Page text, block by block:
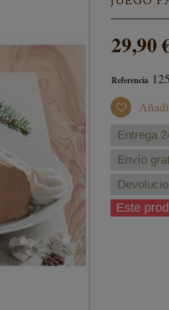
29,90
Referencia
Entrega
Envío
Este